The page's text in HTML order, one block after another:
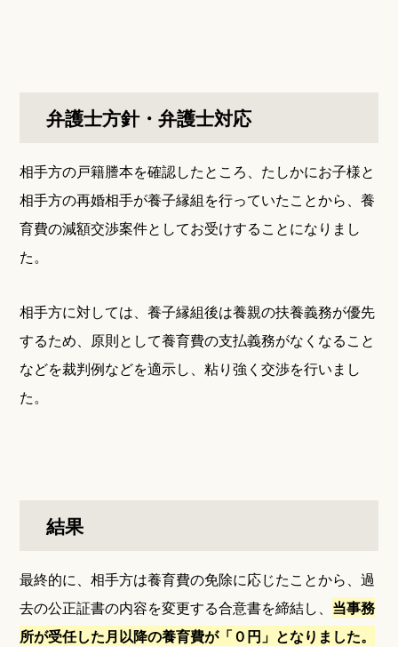
弁護士方針・弁護士対応
相手方の戸籍謄本を確認したところ、たしかにお子様と
相手方の再婚相手が養子縁組を行っていたことから、養
育費の減額交渉案件としてお受けすることになりまし
た。
相手方に対しては、養子縁組後は養親の扶養義務が優先
するため、原則として養育費の支払義務がなくなること
などを裁判例などを適示し、粘り強く交渉を行いまし
た。
結果
最終的に、相手方は養育費の免除に応じたことから、過
去の公正証書の内容を変更する合意書を締結し、 当事務
所が受任した月以降の養育費が「０円」となりました。